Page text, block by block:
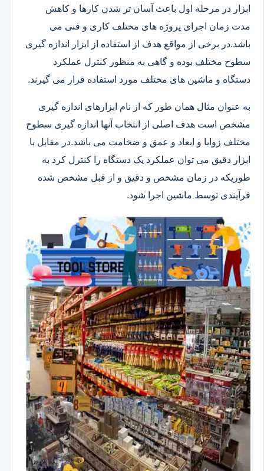
ابزار در مرحله اول باعث آسان تر شدن کارها و کاهش
مدت زمان اجرای پروژه های مختلف کاری و فنی می
باشد.در برخی از مواقع هدف از استفاده از ابزار اندازه گیری
سطوح مختلف بوده و گاهی به منظور کنترل عملکرد
دستگاه و ماشین های مختلف مورد استفاده قرار می گیرند.
به عنوان مثال همان طور که از نام ابزارهای اندازه گیری
مشخص است هدف اصلی از انتخاب آنها اندازه گیری سطوح
مختلف زوایا و ابعاد و عمق و ضخامت می باشد.در مقابل با
ابزار دقیق می توان عملکرد یک دستگاه را کنترل کرد به
طوریکه در زمان مشخص و دقیق و از قبل مشخص شده
فرآیندی توسط ماشین اجرا شود.